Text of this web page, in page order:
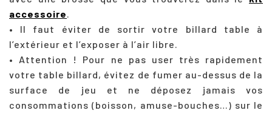
accessoire
• Il faut éviter de sortir votre billard table à
l’extérieur et l’exposer à l’air libre.
• Attention ! Pour ne pas user très rapidement
votre table billard, évitez de fumer au-dessus de la
surface de jeu et ne déposez jamais vos
consommations (boisson, amuse-bouches…) sur le